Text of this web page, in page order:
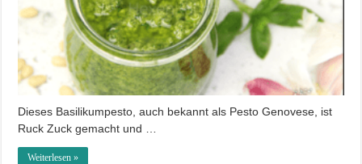
Dieses Basilikumpesto, auch bekannt als Pesto Genovese, ist
Ruck Zuck gemacht und …
Weiterlesen »